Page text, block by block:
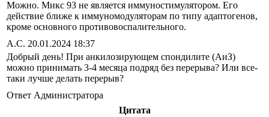
Можно. Микс 93 не является иммуностимулятором. Его
действие ближе к иммуномодуляторам по типу адаптогенов,
кроме основного противовоспалительного.
А.С. 20.01.2024 18:37
Добрый день! При анкилозирующем спондилите (АиЗ)
можно принимать 3-4 месяца подряд без перерыва? Или все-
таки лучше делать перерыв?
Ответ Администратора
Цитата